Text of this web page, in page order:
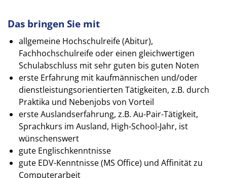
Das bringen Sie mit
allgemeine Hochschulreife (Abitur),
Fachhochschulreife oder einen gleichwertigen
Schulabschluss mit sehr guten bis guten Noten
erste Erfahrung mit kaufmännischen und/oder
dienstleistungsorientierten Tätigkeiten, z.B. durch
Praktika und Nebenjobs von Vorteil
erste Auslandserfahrung, z.B. Au-Pair-Tätigkeit,
Sprachkurs im Ausland, High-School-Jahr, ist
wünschenswert
gute Englischkenntnisse
gute EDV-Kenntnisse (MS Office) und Affinität zu
Computerarbeit